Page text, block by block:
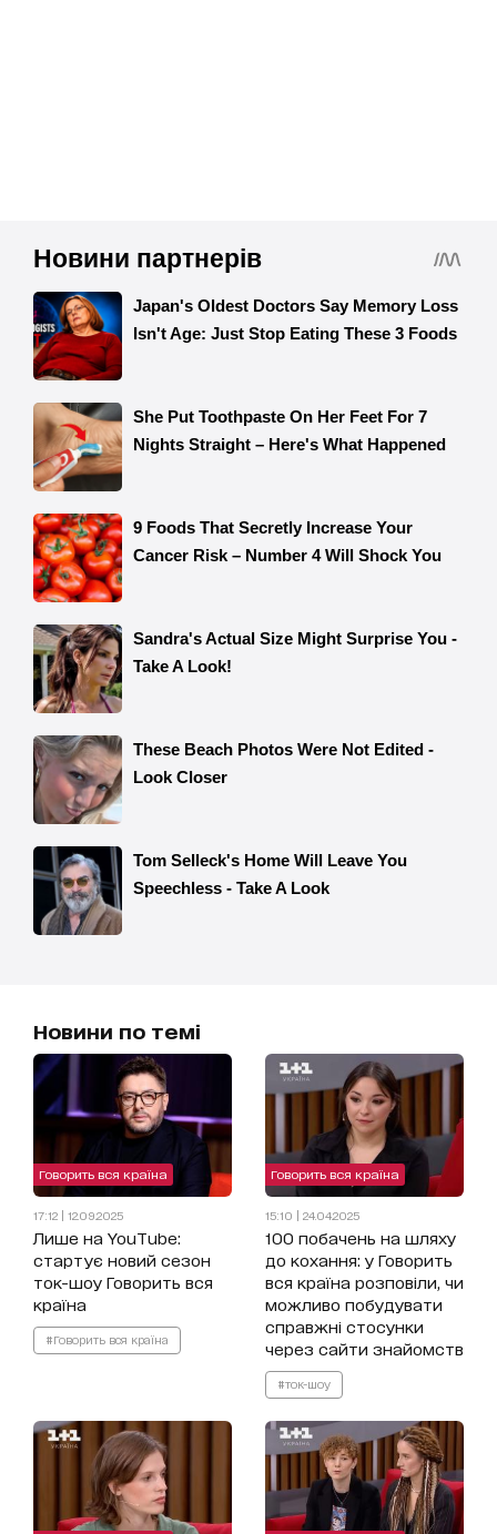
Новини по темі
Говорить вся країна
17:12 | 12.09.2025
Лише на YouTube:
стартує новий сезон
ток-шоу Говорить вся
країна
#Говорить вся країна
Говорить вся країна
15:10 | 24.04.2025
100 побачень на шляху
до кохання: у Говорить
вся країна розповіли, чи
можливо побудувати
справжні стосунки
через сайти знайомств
#ток-шоу